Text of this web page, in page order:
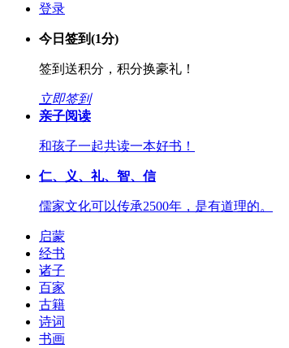
登录
今日签到(1分)
签到送积分，积分换豪礼！
立即签到
亲子阅读
和孩子一起共读一本好书！
仁、义、礼、智、信
儒家文化可以传承2500年，是有道理的。
启蒙
经书
诸子
百家
古籍
诗词
书画